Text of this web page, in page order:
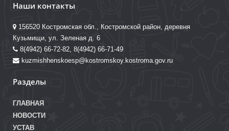
Наши контакты
156520 Костромская обл., Костромской район, деревня
Кузьмищи, ул. Зеленая д. 6
8(4942) 66-72-82, 8(4942) 66-71-49
kuzmishhenskoesp@kostromskoy.kostroma.gov.ru
Разделы
ГЛАВНАЯ
НОВОСТИ
УСТАВ